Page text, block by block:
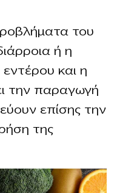
του
ή η
και η
την παραγωγή
επίσης την
της